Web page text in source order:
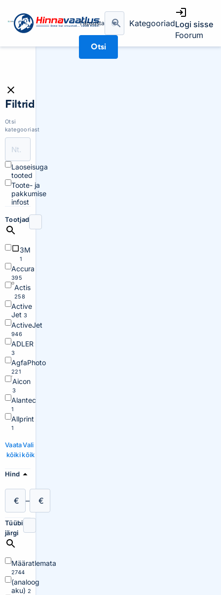
Täpsusta
Otsi
KategooriadLogi sisse
Foorum
Filtrid
Otsi
kategooriast
Laoseisuga
tooted
Toote- ja
pakkumise
infost
Tootjad
3M
1
Accura
395
Actis
258
Active
Jet 3
ActiveJet
946
ADLER
3
AgfaPhoto
221
Aicon
3
Alantec
1
Allprint
1
Vaata
kõiki
Vali
kõik
Hind
€ – €
Tüübi
järgi
Määratlemata
2744
(analoog
aku) 2